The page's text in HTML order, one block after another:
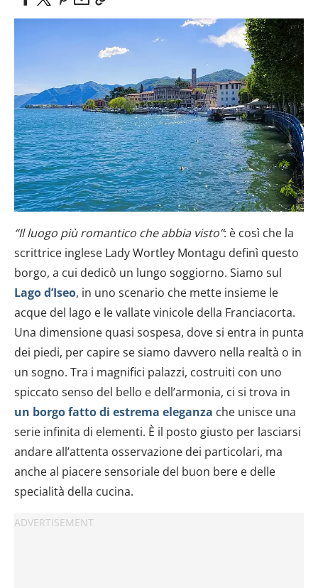
“Il luogo più romantico che abbia visto”: è così che la
scrittrice inglese Lady Wortley Montagu definì questo
borgo, a cui dedicò un lungo soggiorno. Siamo sul
Lago d’Iseo, in uno scenario che mette insieme le
acque del lago e le vallate vinicole della Franciacorta.
Una dimensione quasi sospesa, dove si entra in punta
dei piedi, per capire se siamo davvero nella realtà o in
un sogno. Tra i magnifici palazzi, costruiti con uno
spiccato senso del bello e dell’armonia, ci si trova in
un borgo fatto di estrema eleganza che unisce una
serie infinita di elementi. È il posto giusto per lasciarsi
andare all’attenta osservazione dei particolari, ma
anche al piacere sensoriale del buon bere e delle
specialità della cucina.